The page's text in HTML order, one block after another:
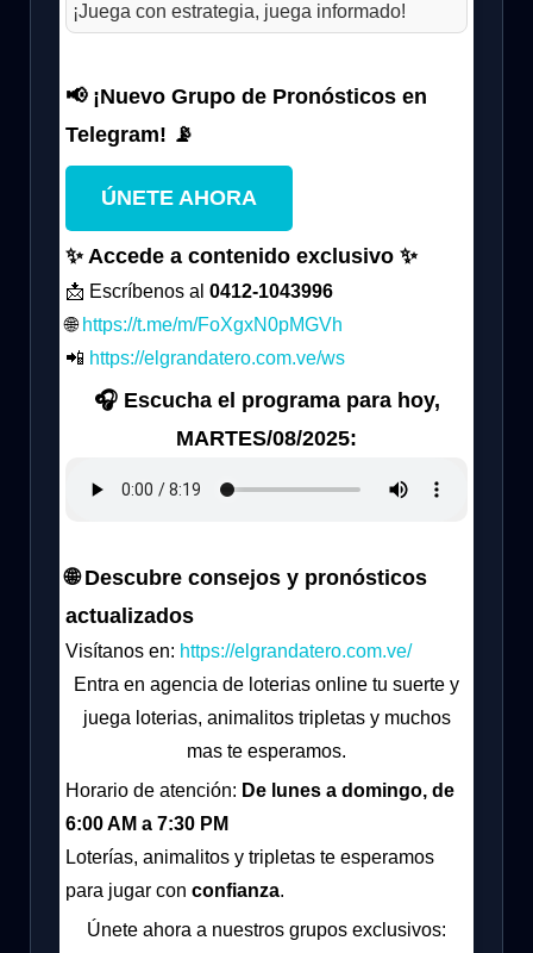
¡Juega con estrategia, juega informado!
📢 ¡Nuevo Grupo de Pronósticos en
Telegram! 📡
ÚNETE AHORA
✨ Accede a contenido exclusivo ✨
📩 Escríbenos al 0412-1043996
🌐 https://t.me/m/FoXgxN0pMGVh
📲 https://elgrandatero.com.ve/ws
🎧 Escucha el programa para hoy,
MARTES/08/2025:
🌐 Descubre consejos y pronósticos
actualizados
Visítanos en: https://elgrandatero.com.ve/
Entra en agencia de loterias online tu suerte y
juega loterias, animalitos tripletas y muchos
mas te esperamos.
Horario de atención: De lunes a domingo, de
6:00 AM a 7:30 PM
Loterías, animalitos y tripletas te esperamos
para jugar con confianza.
Únete ahora a nuestros grupos exclusivos: